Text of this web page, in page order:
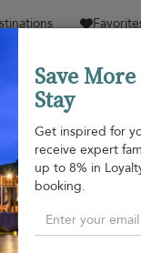
Collecciones
81 USD
per night
Nai
Save
Stay
Get inspired for
receive expert
up to 8% in
booking.